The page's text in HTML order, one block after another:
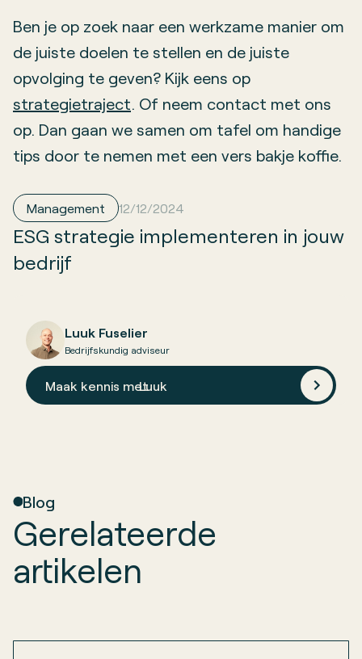
Ben je op zoek naar een werkzame manier om
de juiste doelen te stellen en de juiste
opvolging te geven? Kijk eens op
strategietraject. Of neem contact met ons
op. Dan gaan we samen om tafel om handige
tips door te nemen met een vers bakje koffie.
Management 12/12/2024
ESG strategie implementeren in jouw
bedrijf
Luuk Fuselier
Bedrijfskundig adviseur
Maak kennis metLuuk
Blog
Gerelateerde
artikelen